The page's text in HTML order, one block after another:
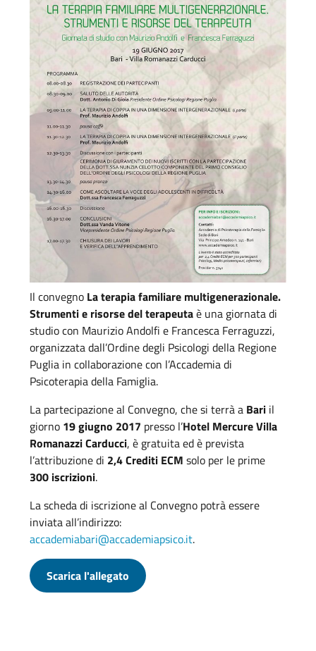
Il convegno La terapia familiare multigenerazionale.
Strumenti e risorse del terapeutaè una giornata di
studio con Maurizio Andolfi e Francesca Ferraguzzi,
organizzata dall’Ordine degli Psicologi della Regione
Puglia in collaborazione con l’Accademia di
Psicoterapia della Famiglia.
La partecipazione al Convegno, che si terrà a Bari il
giorno 19 giugno 2017 presso l’Hotel Mercure Villa
Romanazzi Carducci, è gratuita ed è prevista
l’attribuzione di 2,4 Crediti ECM solo per le prime
300 iscrizioni.
La scheda di iscrizione al Convegno potrà essere
inviata all’indirizzo:
accademiabari@accademiapsico.it.
Scarica l'allegato